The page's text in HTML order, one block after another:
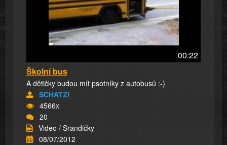
00:22
Školní bus
A dětičky budou mít psotníky z autobusů :-)
SCHATZI
4566x
20
Video / Srandičky
08/07/2012